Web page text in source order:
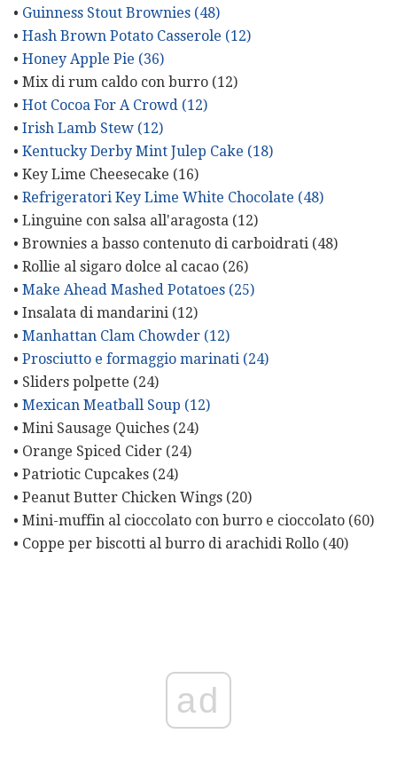
• Guinness Stout Brownies (48)
• Hash Brown Potato Casserole (12)
• Honey Apple Pie (36)
• Mix di rum caldo con burro (12)
• Hot Cocoa For A Crowd (12)
• Irish Lamb Stew (12)
• Kentucky Derby Mint Julep Cake (18)
• Key Lime Cheesecake (16)
• Refrigeratori Key Lime White Chocolate (48)
• Linguine con salsa all'aragosta (12)
• Brownies a basso contenuto di carboidrati (48)
• Rollie al sigaro dolce al cacao (26)
• Make Ahead Mashed Potatoes (25)
• Insalata di mandarini (12)
• Manhattan Clam Chowder (12)
• Prosciutto e formaggio marinati (24)
• Sliders polpette (24)
• Mexican Meatball Soup (12)
• Mini Sausage Quiches (24)
• Orange Spiced Cider (24)
• Patriotic Cupcakes (24)
• Peanut Butter Chicken Wings (20)
• Mini-muffin al cioccolato con burro e cioccolato (60)
• Coppe per biscotti al burro di arachidi Rollo (40)
ad